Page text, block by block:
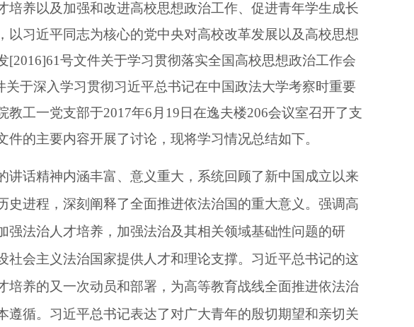
养以及加强和改进高校思想政治工作、促进青年学生成长
以习近平同志为核心的党中央对高校改革发展以及高校思想
号文件关于学习贯彻落实全国高校思想政治工作会
于深入学习贯彻习近平总书记在中国政法大学考察时重要
工一党支部于2017年6月19日在逸夫楼206会议室召开了支
的主要内容开展了讨论，现将学习情况总结如下。
话精神内涵丰富、意义重大，系统回顾了新中国成立以来
进程，深刻阐释了全面推进依法治国的重大意义。强调高
强法治人才培养，加强法治及其相关领域基础性问题的研
社会主义法治国家提供人才和理论支撑。习近平总书记的这
培养的又一次动员和部署，为高等教育战线全面推进依法治
循。习近平总书记表达了对广大青年的殷切期望和亲切关